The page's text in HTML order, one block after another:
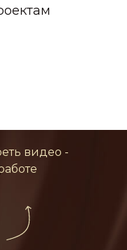
видео -